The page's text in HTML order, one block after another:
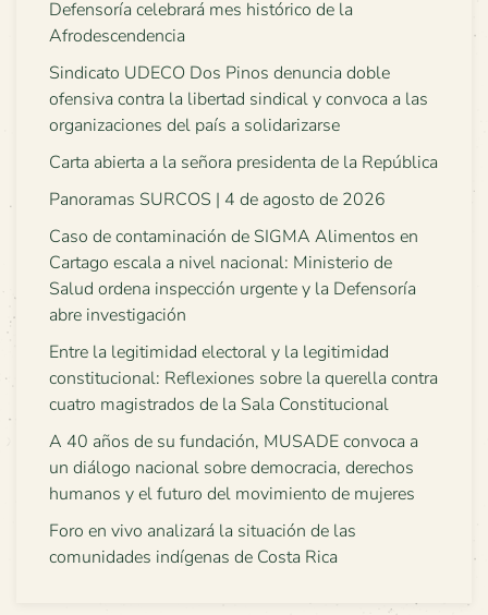
Defensoría celebrará mes histórico de la
Afrodescendencia
Sindicato UDECO Dos Pinos denuncia doble
ofensiva contra la libertad sindical y convoca a las
organizaciones del país a solidarizarse
Carta abierta a la señora presidenta de la República
Panoramas SURCOS | 4 de agosto de 2026
Caso de contaminación de SIGMA Alimentos en
Cartago escala a nivel nacional: Ministerio de
Salud ordena inspección urgente y la Defensoría
abre investigación
Entre la legitimidad electoral y la legitimidad
constitucional: Reflexiones sobre la querella contra
cuatro magistrados de la Sala Constitucional
A 40 años de su fundación, MUSADE convoca a
un diálogo nacional sobre democracia, derechos
humanos y el futuro del movimiento de mujeres
Foro en vivo analizará la situación de las
comunidades indígenas de Costa Rica